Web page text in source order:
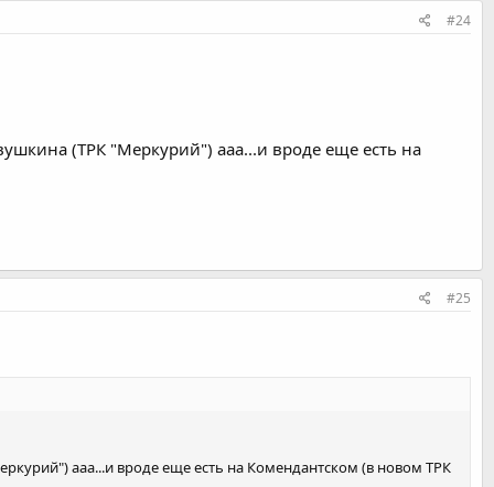
#24
(ТРК "Меркурий") ааа...и вроде еще есть на
#25
ааа...и вроде еще есть на Комендантском (в новом ТРК